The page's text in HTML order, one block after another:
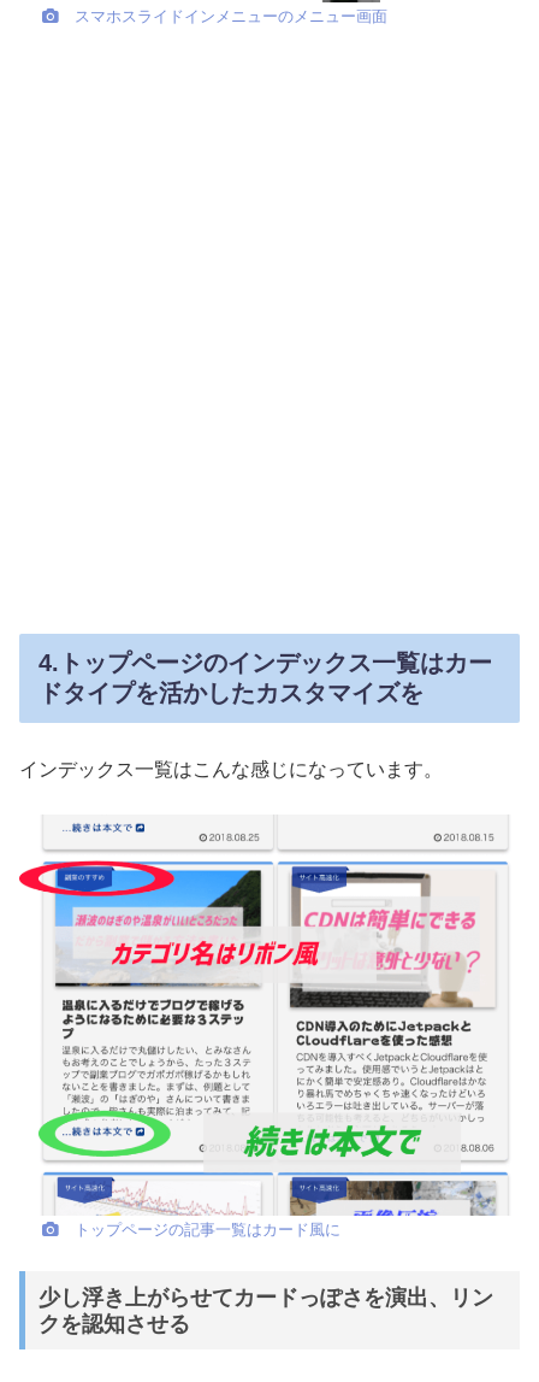
スマホスライドインメニューのメニュー画面
4.トップページのインデックス一覧はカー
ドタイプを活かしたカスタマイズを
インデックス一覧はこんな感じになっています。
トップページの記事一覧はカード風に
少し浮き上がらせてカードっぽさを演出、リン
クを認知させる